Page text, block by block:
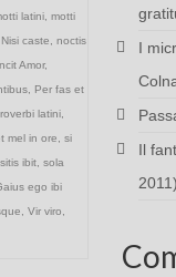
latini, motti
Nisi caste
noctis
Amor,
,
Per fas et
latini,
mel in ore
si
sitis ibit, sola
ego ibi
Vir viro
I
Il
2011)